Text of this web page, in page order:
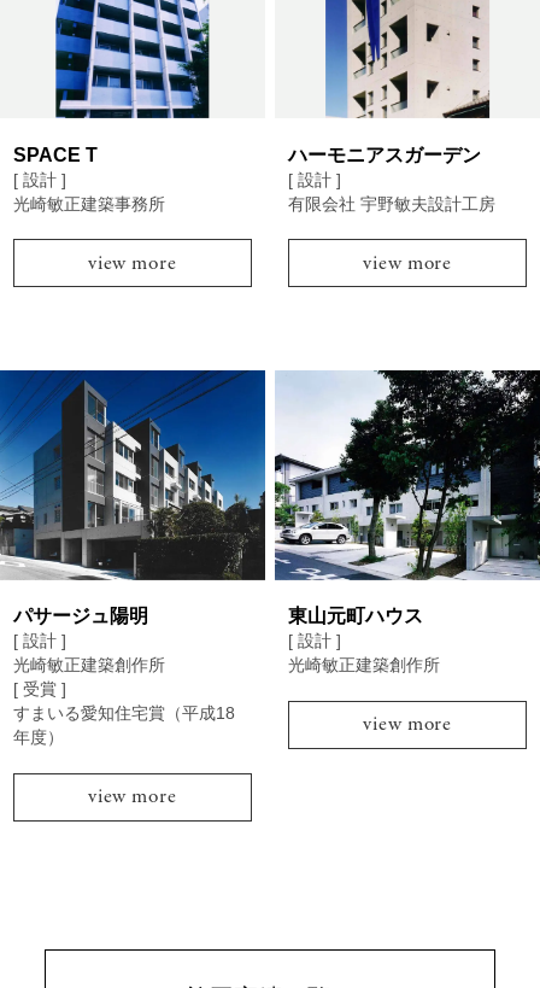
SPACE T
[ 設計 ]
光崎敏正建築事務所
view more
ハーモニアスガーデン
[ 設計 ]
有限会社 宇野敏夫設計工房
view more
パサージュ陽明
[ 設計 ]
光崎敏正建築創作所
[ 受賞 ]
すまいる愛知住宅賞（平成18
年度）
view more
東山元町ハウス
[ 設計 ]
光崎敏正建築創作所
view more